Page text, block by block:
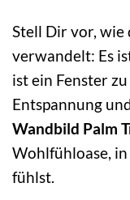
Stell Dir vor, wie
verwandelt: Es
ist ein Fenster
Entspannung
Wandbild Palm
Wohlfühloase,
fühlst.